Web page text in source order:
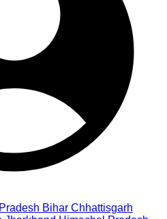
Bihar Chhattisgarh